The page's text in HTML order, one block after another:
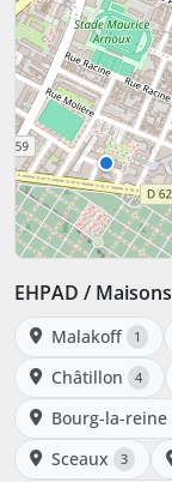
EHPAD /
Malakoff 1
Châtillon 4
Bourg-la-reine
Sceaux 3